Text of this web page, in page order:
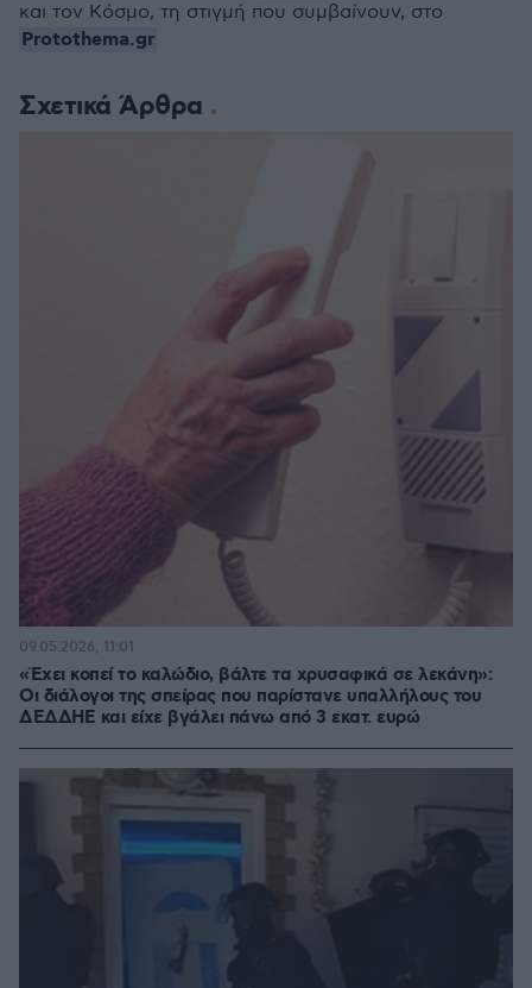
Σχετικά Άρθρα
«Έχει κοπεί το καλώδιο, βάλτε τα χρυσαφικά σε λεκάνη»:
Οι διάλογοι της σπείρας που παρίστανε υπαλλήλους του
ΔΕΔΔΗΕ και είχε βγάλει πάνω από 3 εκατ. ευρώ
09.05.2026, 11:01
και τον Κόσμο, τη στιγμή που συμβαίνουν, στο
Protothema.gr